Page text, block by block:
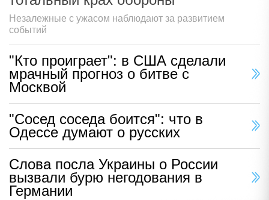
Незалежные с ужасом наблюдают за развитием
событий
"Кто проиграет": в США сделали
мрачный прогноз о битве с
Москвой
"Сосед соседа боится": что в
Одессе думают о русских
Слова посла Украины о России
вызвали бурю негодования в
Германии